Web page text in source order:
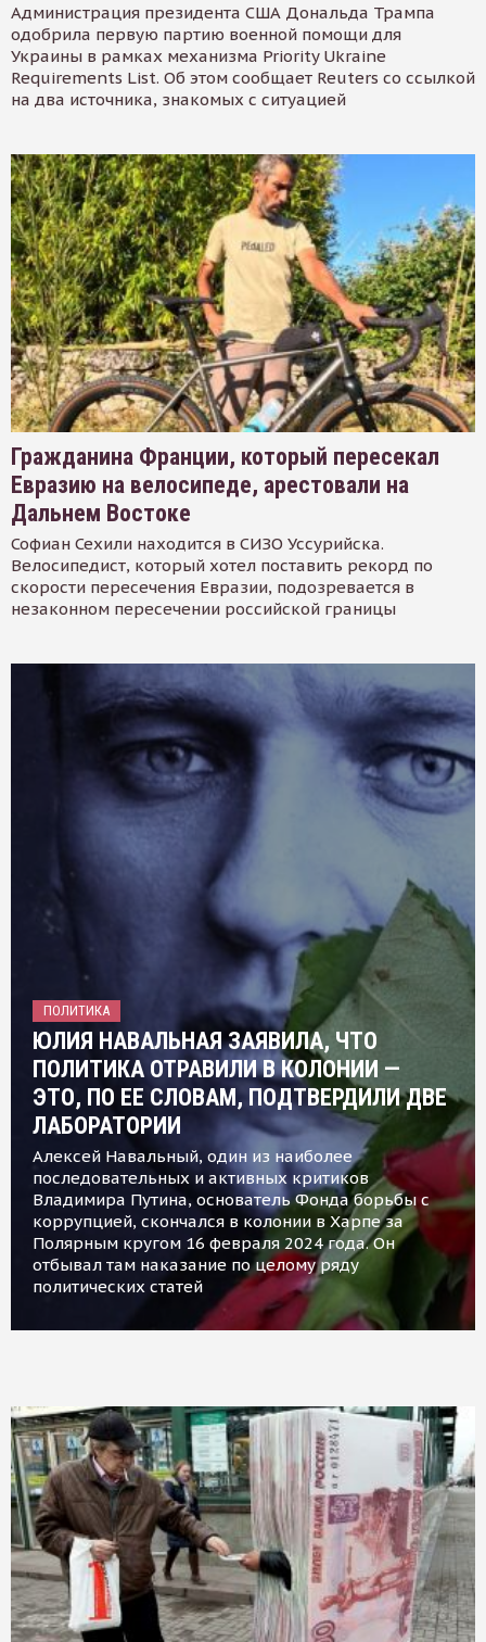
Администрация президента США Дональда Трампа
одобрила первую партию военной помощи для
Украины в рамках механизма Priority Ukraine
Requirements List. Об этом сообщает Reuters со ссылкой
на два источника, знакомых с ситуацией
Гражданина Франции, который пересекал
Евразию на велосипеде, арестовали на
Дальнем Востоке
Софиан Сехили находится в СИЗО Уссурийска.
Велосипедист, который хотел поставить рекорд по
скорости пересечения Евразии, подозревается в
незаконном пересечении российской границы
ПОЛИТИКА
ЮЛИЯ НАВАЛЬНАЯ ЗАЯВИЛА, ЧТО
ПОЛИТИКА ОТРАВИЛИ В КОЛОНИИ —
ЭТО, ПО ЕЕ СЛОВАМ, ПОДТВЕРДИЛИ ДВЕ
ЛАБОРАТОРИИ
Алексей Навальный, один из наиболее
последовательных и активных критиков
Владимира Путина, основатель Фонда борьбы с
коррупцией, скончался в колонии в Харпе за
Полярным кругом 16 февраля 2024 года. Он
отбывал там наказание по целому ряду
политических статей